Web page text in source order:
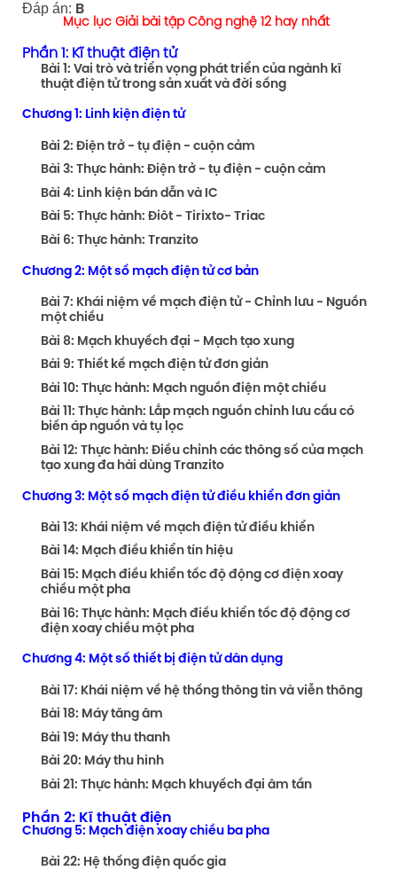
Đáp án: B
Mục lục Giải bài tập Công nghệ 12 hay nhất
Phần 1: Kĩ thuật điện tử
Bài 1: Vai trò và triển vọng phát triển của ngành kĩ
thuật điện tử trong sản xuất và đời sống
Chương 1: Linh kiện điện tử
Bài 2: Điện trở - tụ điện - cuộn cảm
Bài 3: Thực hành: Điện trở - tụ điện - cuộn cảm
Bài 4: Linh kiện bán dẫn và IC
Bài 5: Thực hành: Điôt - Tirixto- Triac
Bài 6: Thực hành: Tranzito
Chương 2: Một số mạch điện tử cơ bản
Bài 7: Khái niệm về mạch điện tử - Chỉnh lưu - Nguồn
một chiều
Bài 8: Mạch khuyếch đại - Mạch tạo xung
Bài 9: Thiết kế mạch điện tử đơn giản
Bài 10: Thực hành: Mạch nguồn điện một chiều
Bài 11: Thực hành: Lắp mạch nguồn chỉnh lưu cầu có
biến áp nguồn và tụ lọc
Bài 12: Thực hành: Điều chỉnh các thông số của mạch
tạo xung đa hài dùng Tranzito
Chương 3: Một số mạch điện tử điều khiển đơn giản
Bài 13: Khái niệm về mạch điện tử điều khiển
Bài 14: Mạch điều khiển tín hiệu
Bài 15: Mạch điều khiển tốc độ động cơ điện xoay
chiều một pha
Bài 16: Thực hành: Mạch điều khiển tốc độ động cơ
điện xoay chiều một pha
Chương 4: Một số thiết bị điện tử dân dụng
Bài 17: Khái niệm về hệ thống thông tin và viễn thông
Bài 18: Máy tăng âm
Bài 19: Máy thu thanh
Bài 20: Máy thu hình
Bài 21: Thực hành: Mạch khuyếch đại âm tần
Phần 2: Kĩ thuật điện
Chương 5: Mạch điện xoay chiều ba pha
Bài 22: Hệ thống điện quốc gia